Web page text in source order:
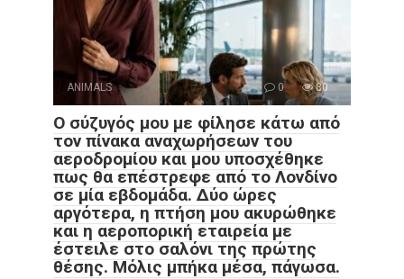
ANIMALS 0 80
Ο σύζυγός μου με φίλησε κάτω από
τον πίνακα αναχωρήσεων του
αεροδρομίου και μου υποσχέθηκε
πως θα επέστρεφε από το Λονδίνο
σε μία εβδομάδα. Δύο ώρες
αργότερα, η πτήση μου ακυρώθηκε
και η αεροπορική εταιρεία με
έστειλε στο σαλόνι της πρώτης
θέσης. Μόλις μπήκα μέσα, πάγωσα.